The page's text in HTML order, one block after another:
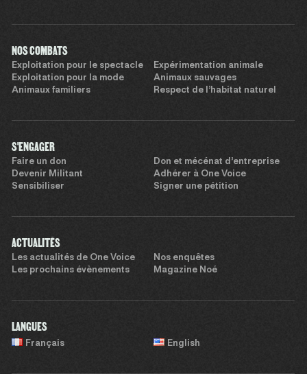
NOS COMBATS
Exploitation pour le spectacle
Expérimentation animale
Exploitation pour la mode
Animaux sauvages
Animaux familiers
Respect de l’habitat naturel
S'ENGAGER
Faire un don
Don et mécénat d’entreprise
Devenir Militant
Adhérer à One Voice
Sensibiliser
Signer une pétition
ACTUALITÉS
Les actualités de One Voice
Nos enquêtes
Les prochains évènements
Magazine Noé
LANGUES
Français English